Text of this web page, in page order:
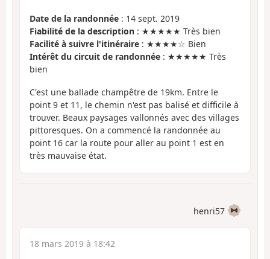
Date de la randonnée : 14 sept. 2019
Fiabilité de la description : ★★★★★ Très bien
Facilité à suivre l'itinéraire : ★★★★☆ Bien
Intérêt du circuit de randonnée : ★★★★★ Très
bien
C'est une ballade champêtre de 19km. Entre le
point 9 et 11, le chemin n'est pas balisé et difficile à
trouver. Beaux paysages vallonnés avec des villages
pittoresques. On a commencé la randonnée au
point 16 car la route pour aller au point 1 est en
très mauvaise état.
henri57
18 mars 2019 à 18:42